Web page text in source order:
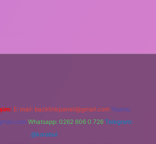
E-mail: backlinkpaneli@gmail.com Teams:
Whatsapp: 0262 606 0 726 Telegram:
@karabul